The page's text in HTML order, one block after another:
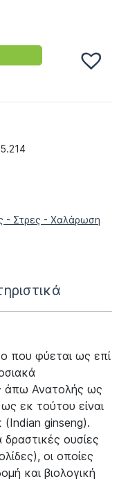
- Στρες - Χαλάρωση
που φύεται ως επί
άπω Ανατολής ως
εκ τούτου είναι
(Indian ginseng).
ουσίες
οι οποίες
και βιολογική